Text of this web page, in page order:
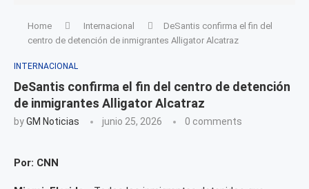
Home Internacional
DeSantis confirma el fin del
centro de detención de inmigrantes Alligator Alcatraz
INTERNACIONAL
DeSantis confirma el fin del centro de detención
de inmigrantes Alligator Alcatraz
byGM Noticias junio 25, 2026 0 comments
Por: CNN